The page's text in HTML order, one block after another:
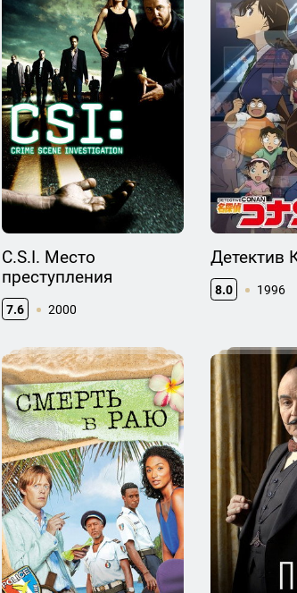
C.S.I. Место
преступления
7.6 2000
Детектив
8.0 1996